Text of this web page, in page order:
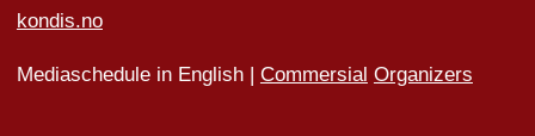
kondis.no
Mediaschedule in English | Commersial Organizers